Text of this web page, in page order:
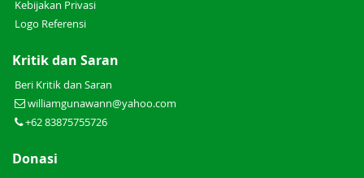
Kebijakan Privasi
Logo Referensi
Kritik dan Saran
Beri Kritik dan Saran
williamgunawann@yahoo.com
+62 83875755726
Donasi